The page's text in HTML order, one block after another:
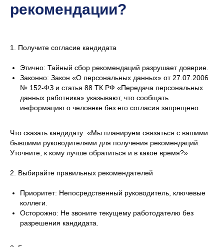
рекомендации?
1. Получите согласие кандидата
Этично: Тайный сбор рекомендаций разрушает доверие.
Законно: Закон «О персональных данных» от 27.07.2006
№ 152-ФЗ и статья 88 ТК РФ «Передача персональных
данных работника» указывают, что сообщать
информацию о человеке без его согласия запрещено.
Что сказать кандидату: «Мы планируем связаться с вашими
бывшими руководителями для получения рекомендаций.
Уточните, к кому лучше обратиться и в какое время?»
2. Выбирайте правильных рекомендателей
Приоритет: Непосредственный руководитель, ключевые
коллеги.
Осторожно: Не звоните текущему работодателю без
разрешения кандидата.